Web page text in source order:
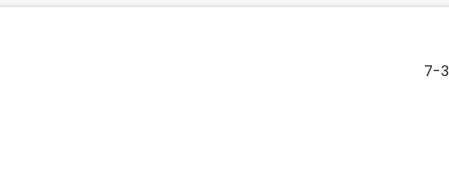
7-